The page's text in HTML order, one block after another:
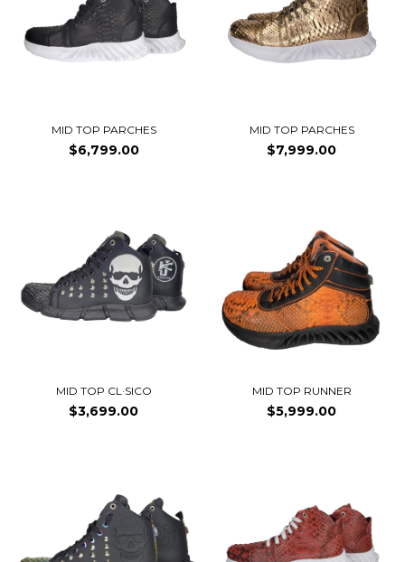
MID TOP PARCHES
$6,799.00
MID TOP PARCHES
$7,999.00
MID TOP CL·SICO
$3,699.00
MID TOP RUNNER
$5,999.00